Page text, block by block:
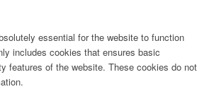
essential for the website to function
includes cookies that ensures basic
features of the website. These cookies do not